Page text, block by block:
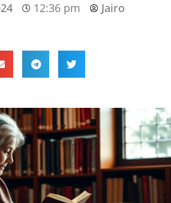
12:36 pm Jairo